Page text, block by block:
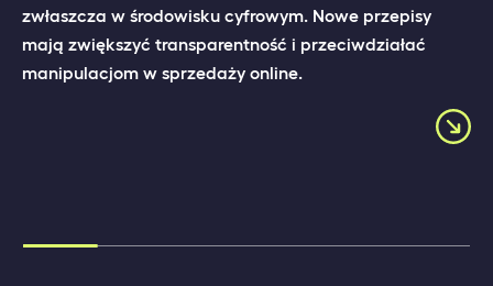
zwłaszcza w środowisku cyfrowym. Nowe przepisy
mają zwiększyć transparentność i przeciwdziałać
manipulacjom w sprzedaży online.